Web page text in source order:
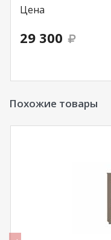
Цена
29 300
Похожие товары